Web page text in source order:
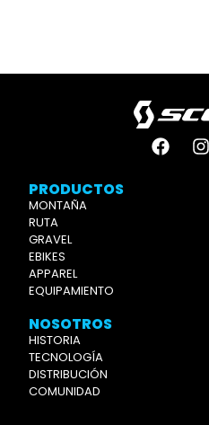
PRODUCTOS
MONTAÑA
RUTA
GRAVEL
EBIKES
APPAREL
EQUIPAMIENTO
NOSOTROS
HISTORIA
TECNOLOGÍA
DISTRIBUCIÓN
COMUNIDAD